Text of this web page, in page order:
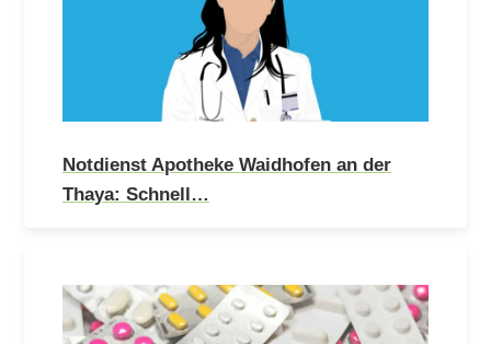
Notdienst Apotheke Waidhofen an der
Thaya: Schnell…